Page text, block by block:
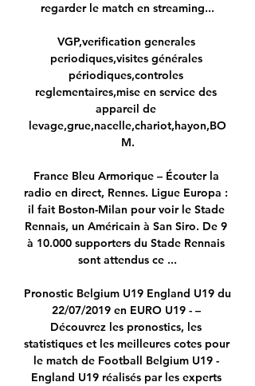
regarder le match en streaming...
VGP,verification generales
periodiques,visites générales
périodiques,controles
reglementaires,mise en service des
appareil de
levage,grue,nacelle,chariot,hayon,BO
M.
France Bleu Armorique – Écouter la
radio en direct, Rennes. Ligue Europa :
il fait Boston-Milan pour voir le Stade
Rennais, un Américain à San Siro. De 9
à 10.000 supporters du Stade Rennais
sont attendus ce ...
Pronostic Belgium U19 England U19 du
22/07/2019 en EURO U19 - –
Découvrez les pronostics, les
statistiques et les meilleures cotes pour
le match de Football Belgium U19 -
England U19 réalisés par les experts